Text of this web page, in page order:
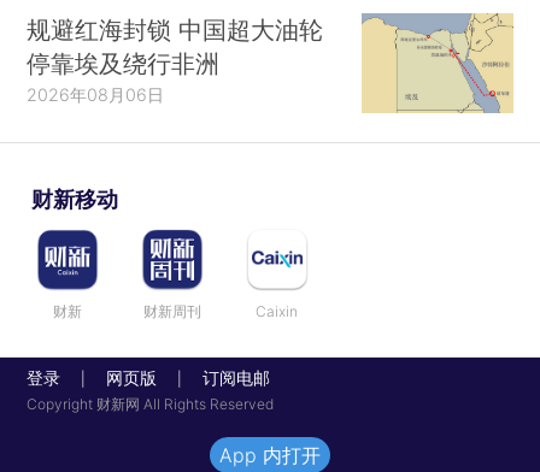
规避红海封锁 中国超大油轮
停靠埃及绕行非洲
2026年08月06日
财新移动
财新 财新周刊 Caixin
登录 网页版 订阅电邮
Copyright 财新网 All Rights Reserved
App 内打开